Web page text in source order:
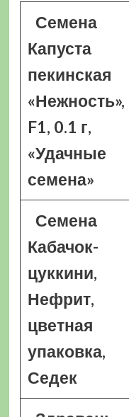
Семена
Капуста
пекинская
«Нежность»,
F1, 0.1 г,
«Удачные
семена»
Семена
Кабачок-
цуккини,
Нефрит,
цветная
упаковка,
Седек